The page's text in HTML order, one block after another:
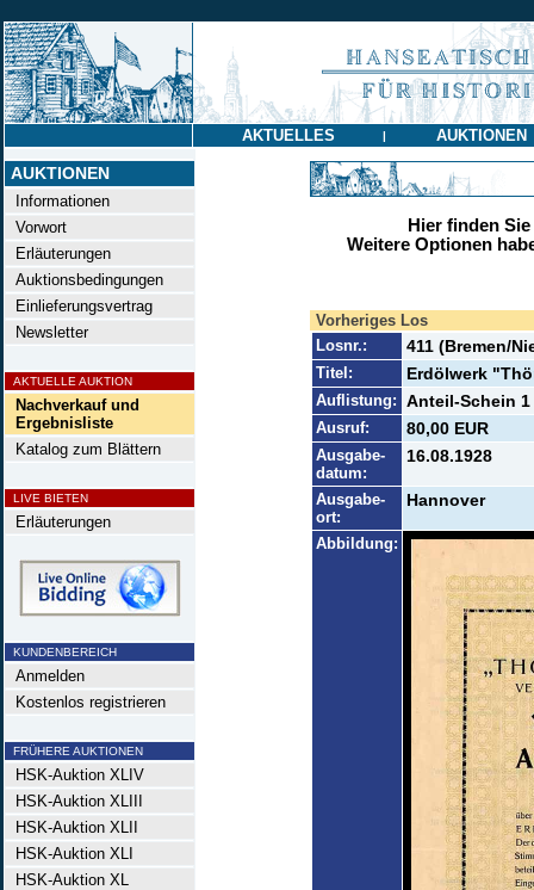
AKTUELLES | AUKTIONEN
AUKTIONEN
Informationen
Vorwort
Erläuterungen
Auktionsbedingungen
Einlieferungsvertrag
Newsletter
AKTUELLE AUKTION
Nachverkauf und
Ergebnisliste
Katalog zum Blättern
LIVE BIETEN
Erläuterungen
KUNDENBEREICH
Anmelden
Kostenlos registrieren
FRÜHERE AUKTIONEN
HSK-Auktion XLIV
HSK-Auktion XLIII
HSK-Auktion XLII
HSK-Auktion XLI
HSK-Auktion XL
Hier finden
Weitere Optionen
Vorheriges Los
Losnr.:
411 (Bremen/
Titel: Erdölwerk
Auflistung: Anteil-Schein 1
Ausruf: 80,00 EUR
Ausgabe-
datum:
16.08.1928
Ausgabe-
ort:
Hannover
Abbildung: